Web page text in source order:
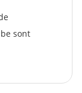
sont